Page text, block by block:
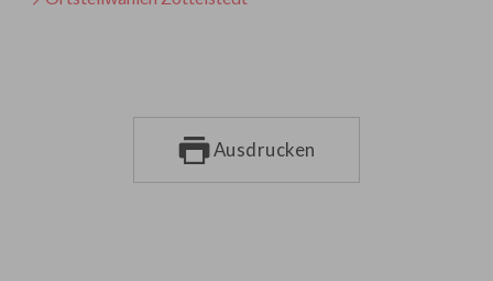
Ausdrucken